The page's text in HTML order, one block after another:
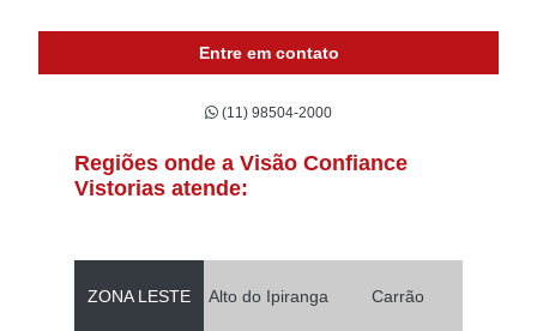
Entre em contato
(11) 98504-2000
Regiões onde a Visão Confiance
Vistorias atende:
ZONA LESTE Alto do Ipiranga Carrão